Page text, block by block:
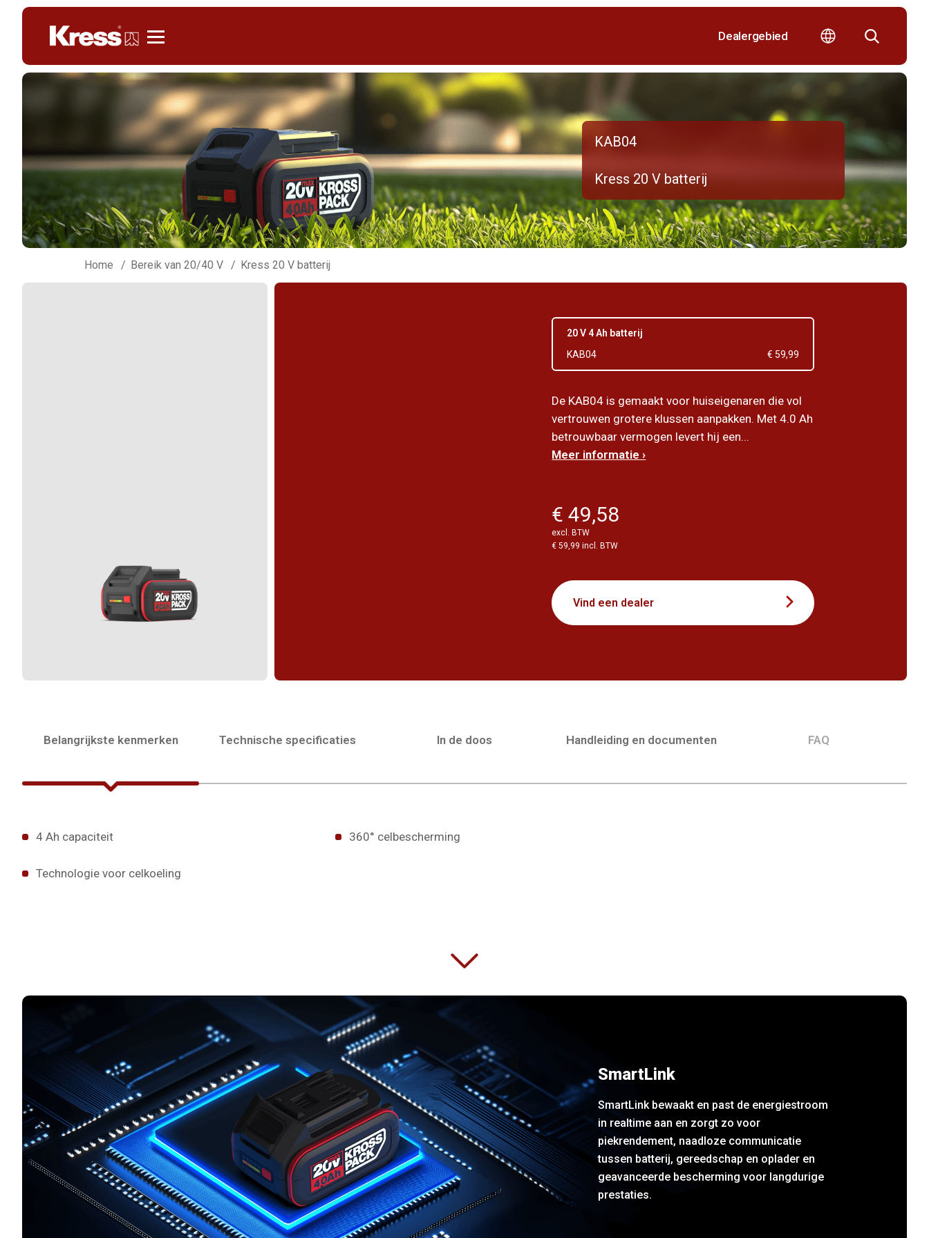
Dealergebied
KAB04
Kress 20 V batterij
Home Bereik van 20/40 V Kress 20 V batterij
20 V 4 Ah batterij
KAB04
€ 59,99
De KAB04 is gemaakt voor huiseigenaren die vol
vertrouwen grotere klussen aanpakken. Met 4.0 Ah
betrouwbaar vermogen levert hij een...
Meer informatie ›
€ 49,58
excl. BTW
€ 59,99 incl. BTW
Vind een dealer
Belangrijkste kenmerken Technische specificaties In de doos Handleiding en documenten FAQ
4 Ah capaciteit
Technologie voor celkoeling
360° celbescherming
SmartLink
SmartLink bewaakt en past de energiestroom
in realtime aan en zorgt zo voor
piekrendement, naadloze communicatie
tussen batterij, gereedschap en oplader en
geavanceerde bescherming voor langdurige
prestaties.